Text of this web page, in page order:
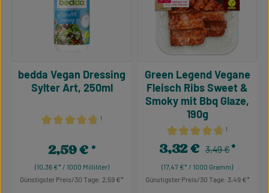
Durchschnittliche Bewertung von 4.86 von 5 Sternen
¹
bedda Vegan Dressing
Sylter Art, 250ml
(10,36 €* / 1000 Milliliter)
Regulärer Preis:
2,59 €
Günstigster Preis/30 Tage: 2,59 €
Durchschnittliche
¹
Green Legend Vegane
Fleisch Ribs Sweet &
Smoky mit Bbq Glaze,
190g
(17,47 €* / 1000 Gramm)
Verkaufspreis:
3,32 € Regulärer Preis:
3,49 €
Günstigster Preis/30 Tage: 3,49 €